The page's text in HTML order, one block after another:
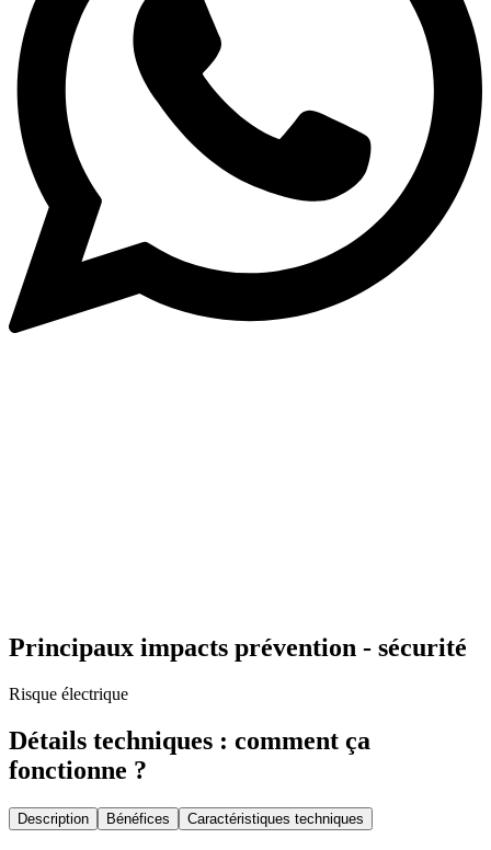
Principaux impacts prévention - sécurité
Risque électrique
Détails techniques : comment ça
fonctionne ?
Description Bénéfices Caractéristiques techniques